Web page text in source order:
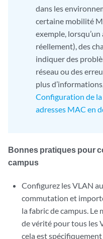
dans les
certaine mobilité
exemple,
réellement), des
indiquer des
réseau ou des
plus
Configuration de
adresses MAC en
Bonnes pratiques pour
campus
Configurez les VLAN
commutation et
la fabric de campus.
de vérité pour tous les
cela est